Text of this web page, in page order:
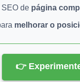
de página
melhorar o
👉